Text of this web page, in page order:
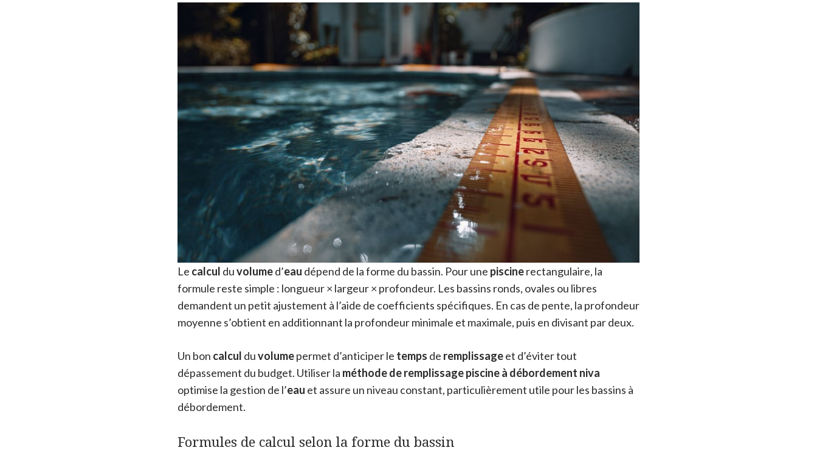
Le calcul duvolumed’eau dépend de la forme du bassin. Pour une piscinerectangulaire, la
formule reste simple : longueur × largeur × profondeur. Les bassins ronds, ovales ou libres
demandent un petit ajustement à l’aide de coefficients spécifiques. En cas de pente, la profondeur
moyenne s’obtient en additionnant la profondeur minimale et maximale, puis en divisant par deux.
Un bon calcul duvolumepermet d’anticiper le temps de remplissageet d’éviter tout
dépassement du budget. Utiliser la méthode de remplissage piscine à débordement niva
optimise la gestion de l’eau et assure un niveau constant, particulièrement utile pour les bassins à
débordement.
Formules de calcul selon la forme du bassin